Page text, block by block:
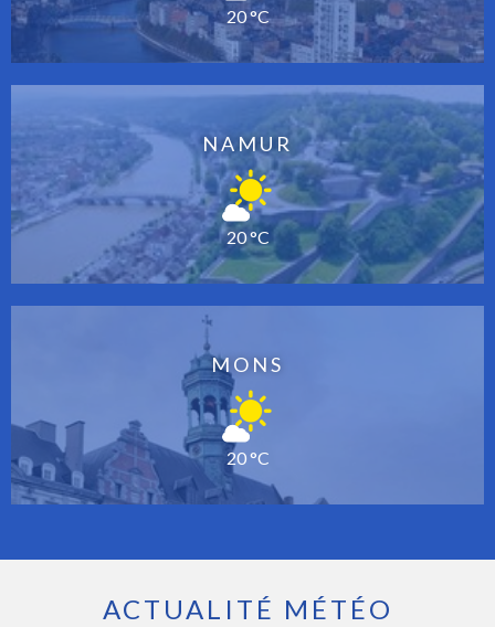
20 °C
NAMUR
20 °C
MONS
20 °C
ACTUALITÉ MÉTÉO